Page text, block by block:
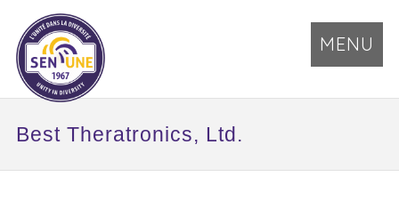
MENU
Best Theratronics, Ltd.